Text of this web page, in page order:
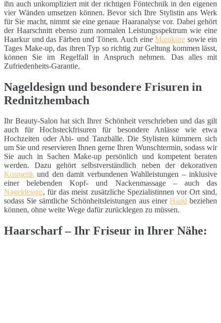
ihn auch unkompliziert mit der richtigen Föntechnik in den eigenen
vier Wänden umsetzen können. Bevor sich Ihre Stylistin ans Werk
für Sie macht, nimmt sie eine genaue Haaranalyse vor. Dabei gehört
der Haarschnitt ebenso zum normalen Leistungsspektrum wie eine
Haarkur und das Färben und Tönen. Auch eine Maniküre sowie ein
Tages Make-up, das ihren Typ so richtig zur Geltung kommen lässt,
können Sie im Regelfall in Anspruch nehmen. Das alles mit
Zufriedenheits-Garantie.
Nageldesign und besondere Frisuren in
Rednitzhembach
Ihr Beauty-Salon hat sich Ihrer Schönheit verschrieben und das gilt
auch für Hochsteckfrisuren für besondere Anlässe wie etwa
Hochzeiten oder Abi- und Tanzbälle. Die Stylisten kümmern sich
um Sie und reservieren Ihnen gerne Ihren Wunschtermin, sodass wir
Sie auch in Sachen Make-up persönlich und kompetent beraten
werden. Dazu gehört selbstverständlich neben der dekorativen
Kosmetik und den damit verbundenen Wahlleistungen – inklusive
einer belebenden Kopf- und Nackenmassage – auch das
Nageldesign, für das meist zusätzliche Spezialistinnen vor Ort sind,
sodass Sie sämtliche Schönheitsleistungen aus einer Handbeziehen
können, ohne weite Wege dafür zurücklegen zu müssen.
Haarscharf – Ihr Friseur in Ihrer Nähe: